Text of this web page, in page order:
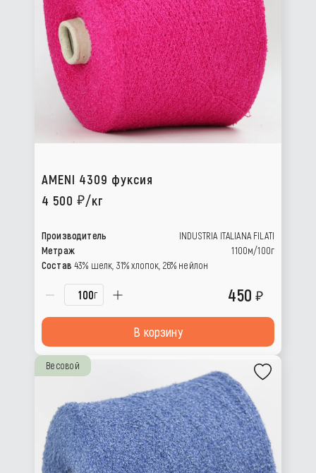
AMENI 4309 фуксия
4 500
/кг
Производитель
INDUSTRIA ITALIANA FILATI
Метраж
1100м/100г
Состав 43% шелк, 31% хлопок, 26% нейлон
г 450
В корзину
Весовой